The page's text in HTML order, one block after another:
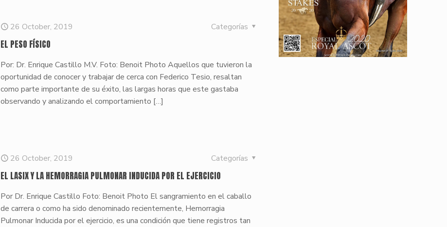
26 October, 2019 Categorías
EL PESO FÍSICO
Por: Dr. Enrique Castillo M.V. Foto: Benoit Photo Aquellos que tuvieron la
oportunidad de conocer y trabajar de cerca con Federico Tesio, resaltan
como parte importante de su éxito, las largas horas que este gastaba
observando y analizando el comportamiento […]
26 October, 2019 Categorías
EL LASIX Y LA HEMORRAGIA PULMONAR INDUCIDA POR EL EJERCICIO
Por Dr. Enrique Castillo Foto: Benoit Photo El sangramiento en el caballo
de carrera o como ha sido denominado recientemente, Hemorragia
Pulmonar Inducida por el ejercicio, es una condición que tiene registros tan